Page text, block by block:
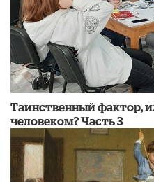
Таинственный фактор,
человеком? Часть 3